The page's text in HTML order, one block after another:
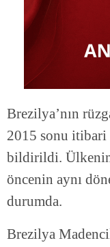
Brezilya’nın
2015 sonu itibari
bildirildi.
öncenin aynı
durumda.
Brezilya